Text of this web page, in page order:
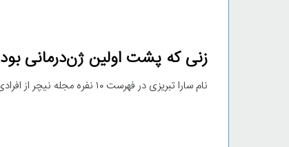
زنی که پشت اولین ژن‌درمانی بود
نام سارا تبریزی در فهرست ۱۰ نفره مجله نیچر از افرادی که علم را در سال ۲۰۲۵ شکل دادند دیده می‌شود؛ اما او کیست؟